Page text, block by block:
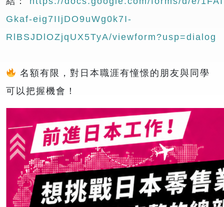
Gkaf-eig7IIjDO9uWg0k7I-
RlBSJDlOZjqUX5TyA/viewform?usp=dialog
名額有限，對日本職涯有憧憬的朋友與同學
可以把握機會！